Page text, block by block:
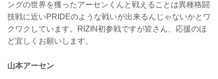
ングの世界を獲ったアーセンくんと戦えることは異種格闘
技戦に近いPRIDEのような戦いが出来るんじゃないかとワ
クワクしています。RIZIN初参戦ですが皆さん、応援のほ
ど宜しくお願いします。
山本アーセン